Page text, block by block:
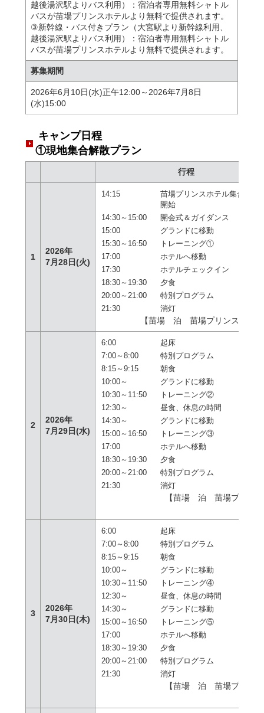
越後湯沢駅よりバス利用）：宿泊者専用無料シャトル
バスが苗場プリンスホテルより無料で提供されます。
③新幹線・バス付きプラン（大宮駅より新幹線利用、
越後湯沢駅よりバス利用）：宿泊者専用無料シャトル
バスが苗場プリンスホテルより無料で提供されます。
募集期間
2026年6月10日(水)正午12:00～2026年7月8日
(水)15:00
キャンプ日程
①現地集合解散プラン
行程
1
2026年
7月28日(火)
14:15
苗場プリンスホテル集合 受
開始
14:30～15:00
開会式＆ガイダンス
15:00
グランドに移動
15:30～16:50
トレーニング①
17:00
ホテルへ移動
17:30
ホテルチェックイン
18:30～19:30
夕食
20:00～21:00
特別プログラム
21:30
消灯
【苗場 泊 苗場プリンスホテ
2
2026年
7月29日(水)
6:00
起床
7:00～8:00
特別プログラム
8:15～9:15
朝食
10:00～
グランドに移動
10:30～11:50
トレーニング②
12:30～
昼食、休息の時間
14:30～
グランドに移動
15:00～16:50
トレーニング③
17:00
ホテルへ移動
18:30～19:30
夕食
20:00～21:00
特別プログラム
21:30
消灯
【苗場 泊 苗場プリン
3
2026年
7月30日(木)
6:00
起床
7:00～8:00
特別プログラム
8:15～9:15
朝食
10:00～
グランドに移動
10:30～11:50
トレーニング④
12:30～
昼食、休息の時間
14:30～
グランドに移動
15:00～16:50
トレーニング⑤
17:00
ホテルへ移動
18:30～19:30
夕食
20:00～21:00
特別プログラム
21:30
消灯
【苗場 泊 苗場プリン